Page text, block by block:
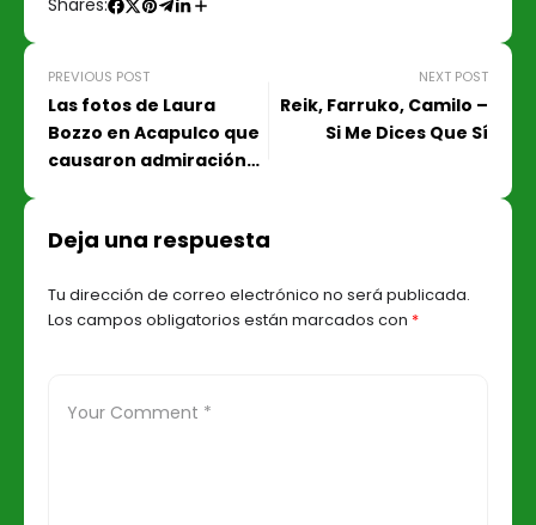
Shares:
PREVIOUS POST
Las fotos de Laura
Bozzo en Acapulco que
causaron admiración
NEXT POST
Reik, Farruko, Camilo –
Si Me Dices Que Sí
Deja una respuesta
Tu dirección de correo electrónico no será publicada.
Los campos obligatorios están marcados con *